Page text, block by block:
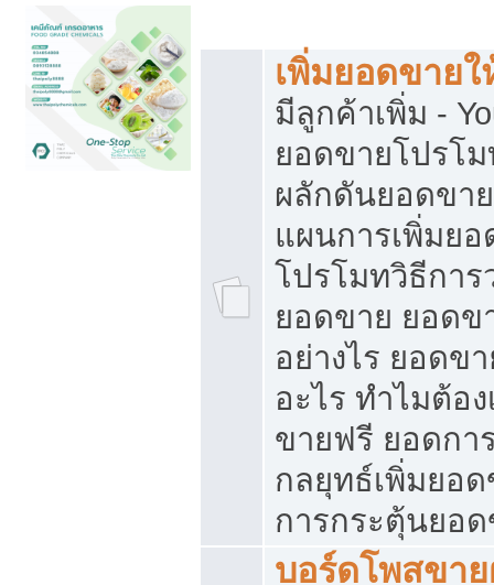
เพิ่มยอดขายใ
มีลูกค้าเพิ่ม -
ยอดขายโปรโ
ผลักดันยอดขา
แผนการเพิ่มย
โปรโมทวิธีการ
ยอดขาย ยอดข
อย่างไร ยอดข
อะไร ทำไมต้อ
ขายฟรี ยอดกา
กลยุทธ์เพิ่มยอ
การกระตุ้นยอ
บอร์ดโพสขา